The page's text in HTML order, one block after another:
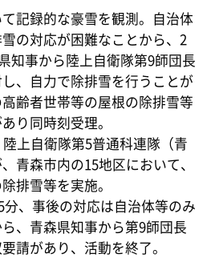
記録的な豪雪を観測。自治体
の対応が困難なことから、2
知事から陸上自衛隊第9師団長
し、自力で除排雪を行うことが
齢者世帯等の屋根の除排雪等
り同時刻受理。
上自衛隊第5普通科連隊（青
青森市内の15地区において、
排雪等を実施。
分、事後の対応は自治体等のみ
、青森県知事から第9師団長
請があり、活動を終了。